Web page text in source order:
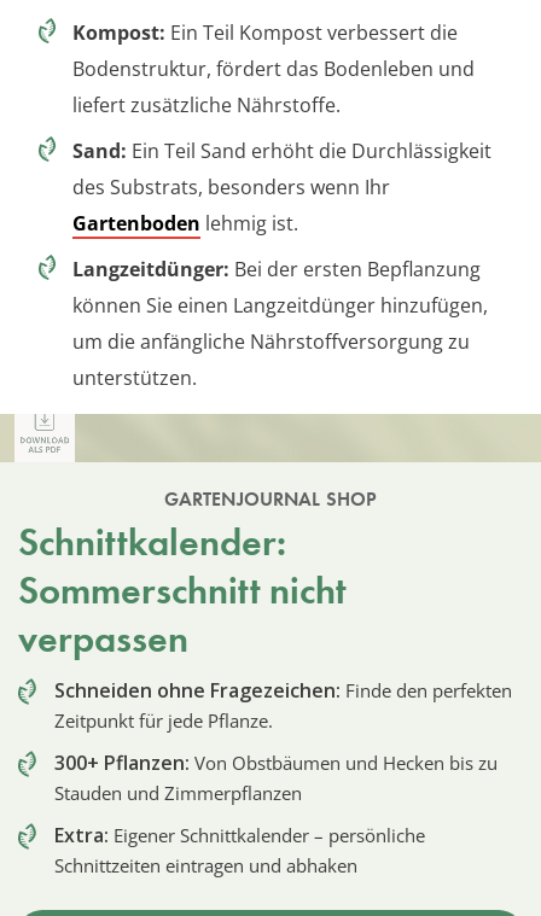
Kompost: Ein Teil Kompost verbessert die
Bodenstruktur, fördert das Bodenleben und
liefert zusätzliche Nährstoffe.
Sand: Ein Teil Sand erhöht die Durchlässigkeit
des Substrats, besonders wenn Ihr
Gartenboden lehmig ist.
Langzeitdünger: Bei der ersten Bepflanzung
können Sie einen Langzeitdünger hinzufügen,
um die anfängliche Nährstoffversorgung zu
unterstützen.
GARTENJOURNAL SHOP
Schnittkalender:
Sommerschnitt nicht
verpassen
Schneiden ohne Fragezeichen: Finde den perfekten
Zeitpunkt für jede Pflanze.
300+ Pflanzen: Von Obstbäumen und Hecken bis zu
Stauden und Zimmerpflanzen
Extra: Eigener Schnittkalender – persönliche
Schnittzeiten eintragen und abhaken